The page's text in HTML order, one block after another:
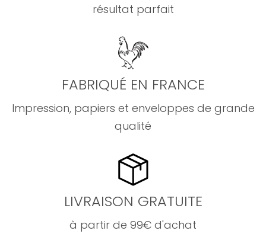
résultat parfait
FABRIQUÉ EN FRANCE
Impression, papiers et enveloppes de grande
qualité
LIVRAISON GRATUITE
à partir de 99€ d'achat